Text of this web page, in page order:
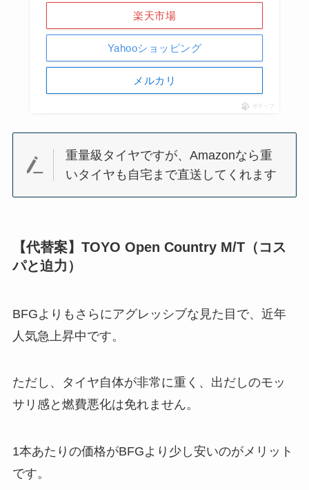
楽天市場
Yahooショッピング
メルカリ
ポチップ
重量級タイヤですが、Amazonなら重
いタイヤも自宅まで直送してくれます
【代替案】TOYO Open Country M/T（コス
パと迫力）
BFGよりもさらにアグレッシブな見た目で、近年
人気急上昇中です。
ただし、タイヤ自体が非常に重く、出だしのモッ
サリ感と燃費悪化は免れません。
1本あたりの価格がBFGより少し安いのがメリット
です。